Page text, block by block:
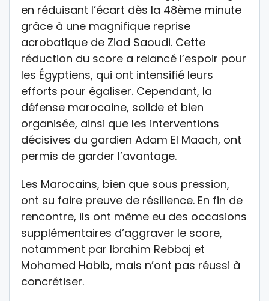
en réduisant l’écart dès la 48ème minute
grâce à une magnifique reprise
acrobatique de Ziad Saoudi. Cette
réduction du score a relancé l’espoir pour
les Égyptiens, qui ont intensifié leurs
efforts pour égaliser. Cependant, la
défense marocaine, solide et bien
organisée, ainsi que les interventions
décisives du gardien Adam El Maach, ont
permis de garder l’avantage.
Les Marocains, bien que sous pression,
ont su faire preuve de résilience. En fin de
rencontre, ils ont même eu des occasions
supplémentaires d’aggraver le score,
notamment par Ibrahim Rebbaj et
Mohamed Habib, mais n’ont pas réussi à
concrétiser.